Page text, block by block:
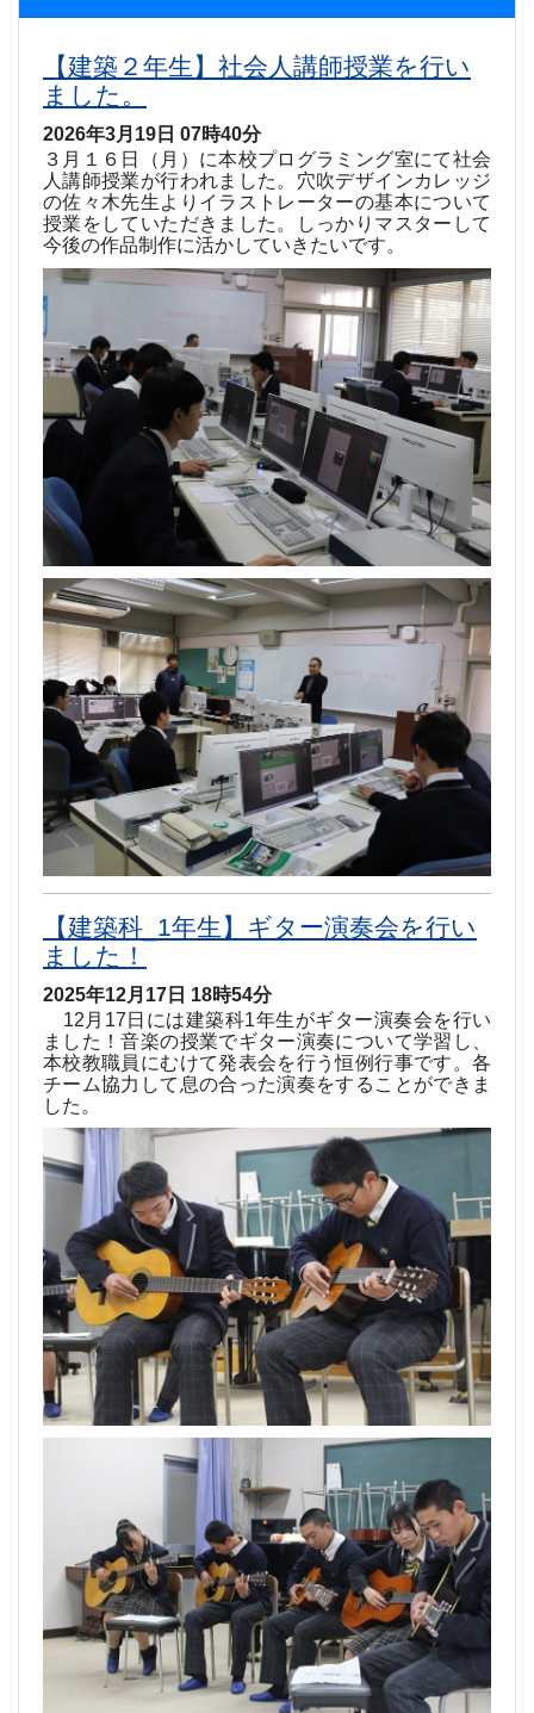
【建築２年生】社会人講師授業を行い
ました。
2026年3月19日 07時40分
３月１６日（月）に本校プログラミング室にて社会
人講師授業が行われました。穴吹デザインカレッジ
の佐々木先生よりイラストレーターの基本について
授業をしていただきました。しっかりマスターして
今後の作品制作に活かしていきたいです。
【建築科_1年生】ギター演奏会を行い
ました！
2025年12月17日 18時54分
12 月 17 日には建築科1年生がギター演奏会を行い
ました！音楽の授業でギター演奏について学習し、
本校教職員にむけて発表会を行う恒例行事です。各
チーム協力して息の合った演奏をすることができま
した。